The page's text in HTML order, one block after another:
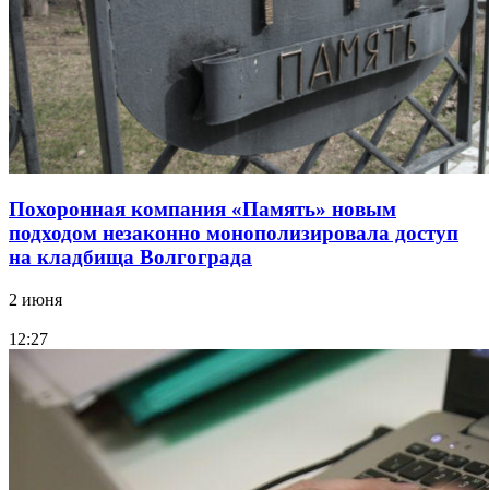
Похоронная компания «Память» новым
подходом незаконно монополизировала доступ
на кладбища Волгограда
2 июня
12:27